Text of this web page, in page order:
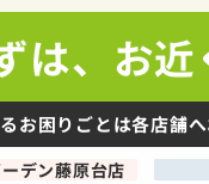
は、お近
お困りごとは各店舗
デン藤原台店